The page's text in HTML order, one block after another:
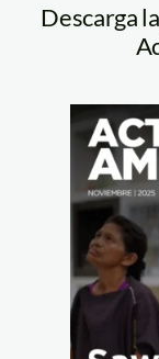
Descarga